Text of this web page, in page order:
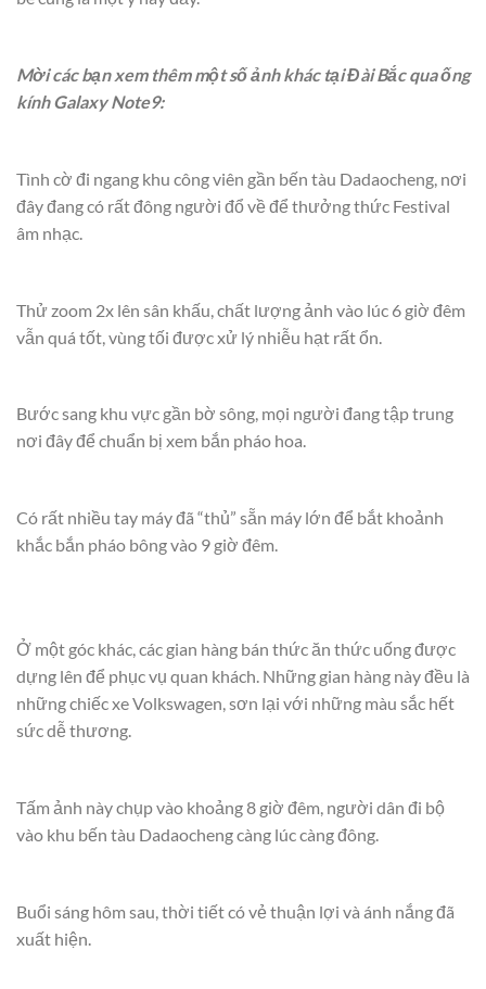
Mời các bạn xem thêm một số ảnh khác tại Đài Bắc qua ống
kính Galaxy Note9:
Tình cờ đi ngang khu công viên gần bến tàu Dadaocheng, nơi
đây đang có rất đông người đổ về để thưởng thức Festival
âm nhạc.
Thử zoom 2x lên sân khấu, chất lượng ảnh vào lúc 6 giờ đêm
vẫn quá tốt, vùng tối được xử lý nhiễu hạt rất ổn.
Bước sang khu vực gần bờ sông, mọi người đang tập trung
nơi đây để chuẩn bị xem bắn pháo hoa.
Có rất nhiều tay máy đã “thủ” sẵn máy lớn để bắt khoảnh
khắc bắn pháo bông vào 9 giờ đêm.
Ở một góc khác, các gian hàng bán thức ăn thức uống được
dựng lên để phục vụ quan khách. Những gian hàng này đều là
những chiếc xe Volkswagen, sơn lại với những màu sắc hết
sức dễ thương.
Tấm ảnh này chụp vào khoảng 8 giờ đêm, người dân đi bộ
vào khu bến tàu Dadaocheng càng lúc càng đông.
Buổi sáng hôm sau, thời tiết có vẻ thuận lợi và ánh nắng đã
xuất hiện.